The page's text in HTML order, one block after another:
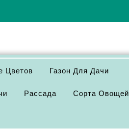
Цветов Газон Для Дачи
Рассада Сорта Овощей